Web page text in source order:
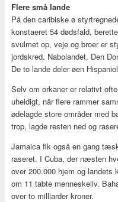
Flere små lande
På den caribiske ø
konstaeret 54 dødsfald,
svulmet op, veje og broer er
jordskred. Nabolandet, Den
De to lande deler øen
Selv om orkaner er relativt
uheldigt, når flere rammer
ødelagde store områder med
trop, lagde resten ned og
Jamaica fik også en gang
raseret. I Cuba, der næsten
over 200.000 hjem og landets
om 11 tabte menneskeliv.
over to milliarder kroner.